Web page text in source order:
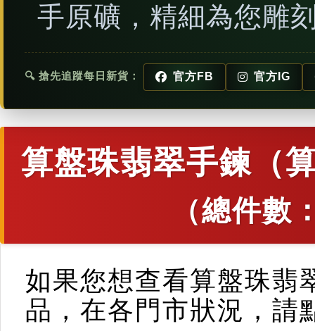
手原礦，精細為您雕
🔍 搶先追蹤每日新貨： 官方FB 官方IG
算盤珠翡翠手鍊（
（總件數
如果您想查看算盤珠翡
品，在各門市狀況，請